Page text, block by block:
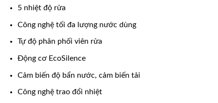
5 nhiệt độ rửa
Công nghệ tối đa lượng nước dùng
Tự độ phân phối viên rửa
Động cơ EcoSilence
Cảm biến độ bẩn nước, cảm biến tải
Công nghệ trao đổi nhiệt